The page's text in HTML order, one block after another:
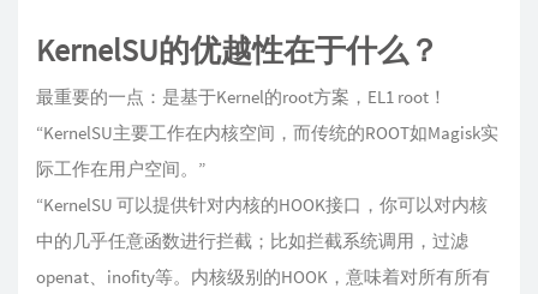
KernelSU的优越性在于什么？
最重要的一点：是基于Kernel的root方案，EL1 root！
“KernelSU主要工作在内核空间，而传统的ROOT如Magisk实
际工作在用户空间。”
“KernelSU 可以提供针对内核的HOOK接口，你可以对内核
中的几乎任意函数进行拦截；比如拦截系统调用，过滤
openat、inofity等。内核级别的HOOK，意味着对所有所有